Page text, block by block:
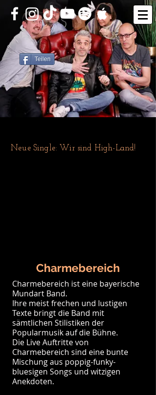
Teilen
Neue Single: Wir sind High-Land!
Charmebereich
Charmebereich ist eine bayerische
Mundart Band.
Ihre meist frechen und lustigen
Texte bringt die Band mit
sämtlichen Stilistiken der
Popularmusik auf die Bühne.
Die Live Auftritte von
Charmebereich sind eine bunte
Mischung aus poppig-funky-
bluesigen Songs und witzigen
Anekdoten.